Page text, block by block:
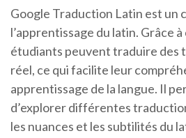
Google Traduction Latin est un
l’apprentissage du latin. Grâce
étudiants peuvent traduire des
réel, ce qui facilite leur
apprentissage de la langue. Il
d’explorer différentes
les nuances et les subtilités du